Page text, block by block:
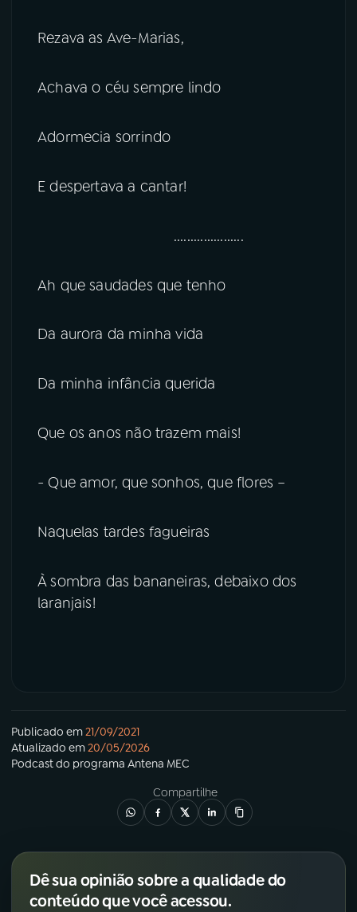
Rezava as Ave-Marias,
Achava o céu sempre lindo
Adormecia sorrindo
E despertava a cantar!
.....................
Ah que saudades que tenho
Da aurora da minha vida
Da minha infância querida
Que os anos não trazem mais!
- Que amor, que sonhos, que flores –
Naquelas tardes fagueiras
À sombra das bananeiras, debaixo dos
laranjais!
Publicado em21/09/2021
Atualizado em20/05/2026
Podcastdo programa Antena MEC
Compartilhe
Dê sua opinião sobre a qualidade do
conteúdo que você acessou.